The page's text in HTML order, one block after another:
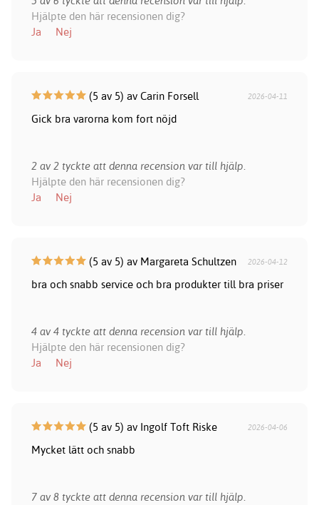
Hjälpte den här recensionen dig?
Ja
Nej
(5 av 5) av Carin Forsell 2026-04-11
Gick bra varorna kom fort nöjd
2 av 2 tyckte att denna recension var till hjälp.
Hjälpte den här recensionen dig?
Ja
Nej
(5 av 5) av Margareta Schultzen 2026-04-12
bra och snabb service och bra produkter till bra priser
4 av 4 tyckte att denna recension var till hjälp.
Hjälpte den här recensionen dig?
Ja
Nej
(5 av 5) av Ingolf Toft Riske 2026-04-06
Mycket lätt och snabb
7 av 8 tyckte att denna recension var till hjälp.